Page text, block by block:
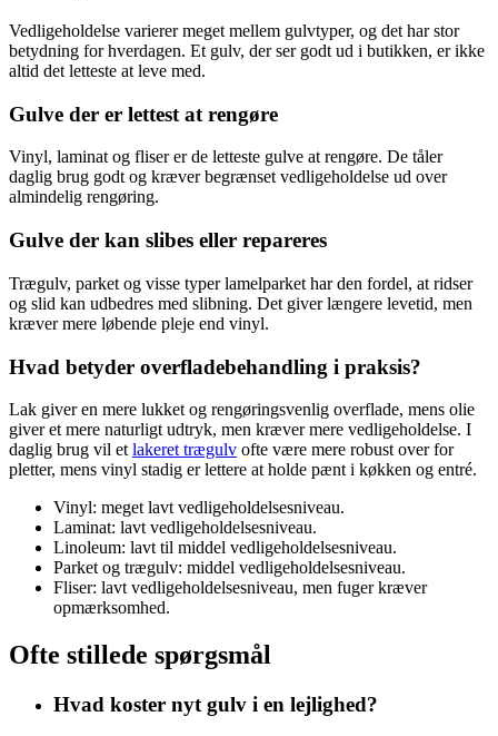
Vedligeholdelse varierer meget mellem gulvtyper, og det har stor
betydning for hverdagen. Et gulv, der ser godt ud i butikken, er ikke
altid det letteste at leve med.
Gulve der er lettest at rengøre
Vinyl, laminat og fliser er de letteste gulve at rengøre. De tåler
daglig brug godt og kræver begrænset vedligeholdelse ud over
almindelig rengøring.
Gulve der kan slibes eller repareres
Trægulv, parket og visse typer lamelparket har den fordel, at ridser
og slid kan udbedres med slibning. Det giver længere levetid, men
kræver mere løbende pleje end vinyl.
Hvad betyder overfladebehandling i praksis?
Lak giver en mere lukket og rengøringsvenlig overflade, mens olie
giver et mere naturligt udtryk, men kræver mere vedligeholdelse. I
daglig brug vil et lakeret trægulv ofte være mere robust over for
pletter, mens vinyl stadig er lettere at holde pænt i køkken og entré.
Vinyl: meget lavt vedligeholdelsesniveau.
Laminat: lavt vedligeholdelsesniveau.
Linoleum: lavt til middel vedligeholdelsesniveau.
Parket og trægulv: middel vedligeholdelsesniveau.
Fliser: lavt vedligeholdelsesniveau, men fuger kræver
opmærksomhed.
Ofte stillede spørgsmål
Hvad koster nyt gulv i en lejlighed?